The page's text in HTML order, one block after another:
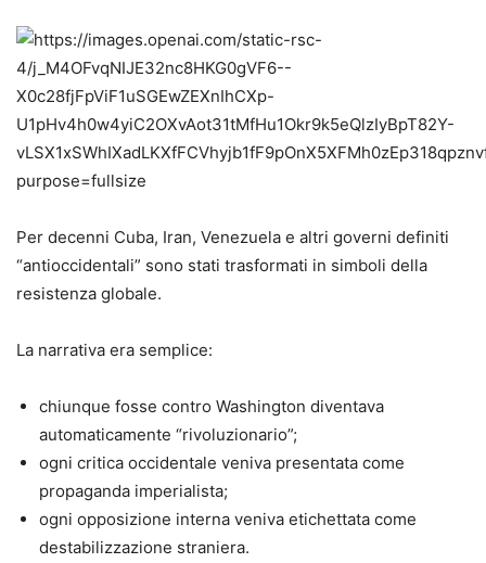
Per decenni Cuba, Iran, Venezuela e altri governi definiti
“antioccidentali” sono stati trasformati in simboli della
resistenza globale.
La narrativa era semplice:
chiunque fosse contro Washington diventava
automaticamente “rivoluzionario”;
ogni critica occidentale veniva presentata come
propaganda imperialista;
ogni opposizione interna veniva etichettata come
destabilizzazione straniera.